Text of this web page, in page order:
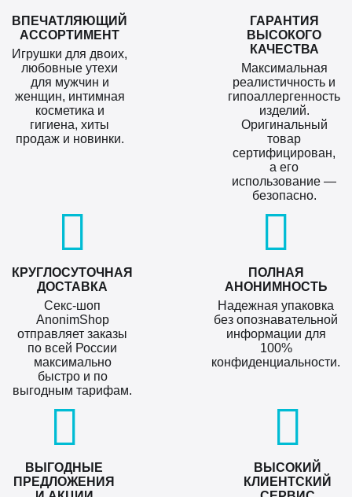
ВПЕЧАТЛЯЮЩИЙ
АССОРТИМЕНТ
Игрушки для двоих,
любовные утехи
для мужчин и
женщин, интимная
косметика и
гигиена, хиты
продаж и новинки.
ГАРАНТИЯ
ВЫСОКОГО
КАЧЕСТВА
Максимальная
реалистичность и
гипоаллергенность
изделий.
Оригинальный
товар
сертифицирован,
а его
использование —
безопасно.
КРУГЛОСУТОЧНАЯ
ДОСТАВКА
Секс-шоп
AnonimShop
отправляет заказы
по всей России
максимально
быстро и по
выгодным тарифам.
ПОЛНАЯ
АНОНИМНОСТЬ
Надежная упаковка
без опознавательной
информации для
100%
конфиденциальности.
ВЫГОДНЫЕ
ПРЕДЛОЖЕНИЯ
ВЫСОКИЙ
КЛИЕНТСКИЙ